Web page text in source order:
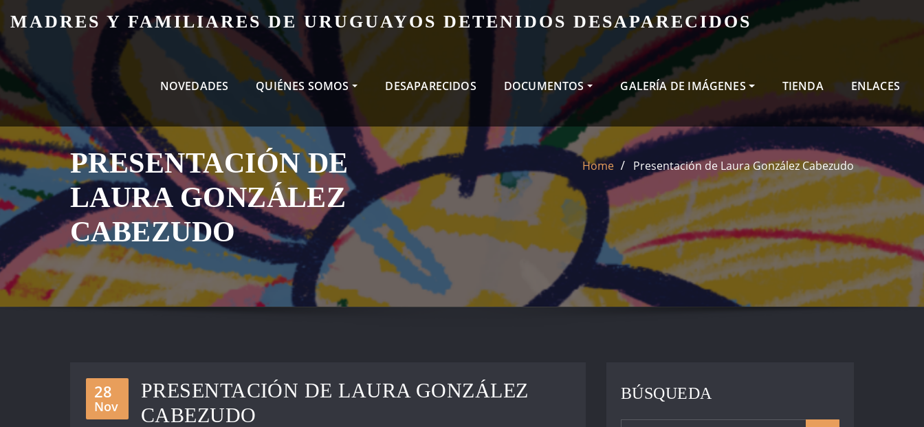
Skip
MADRES Y FAMILIARES DE URUGUAYOS DETENIDOS DESAPARECIDOS
NOVEDADES QUIÉNES SOMOS DESAPARECIDOS DOCUMENTOS GALERÍA DE IMÁGENES TIENDA ENLACES
PRESENTACIÓN DE
LAURA GONZÁLEZ
CABEZUDO
Home Presentación de Laura González Cabezudo
28
Nov
PRESENTACIÓN DE LAURA GONZÁLEZ
CABEZUDO
BÚSQUEDA